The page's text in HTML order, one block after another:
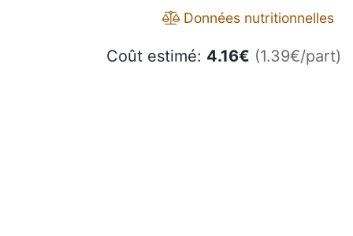
Données nutritionnelles
Coût estimé: 4.16€ (1.39€/part)